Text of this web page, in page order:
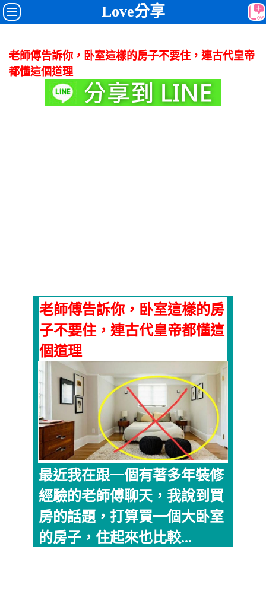
Love分享
老師傅告訴你，卧室這樣的房子不要住，連古代皇帝
都懂這個道理
老師傅告訴你，卧室這樣的房
子不要住，連古代皇帝都懂這
個道理
最近我在跟一個有著多年裝修
經驗的老師傅聊天，我說到買
房的話題，打算買一個大卧室
的房子，住起來也比較...